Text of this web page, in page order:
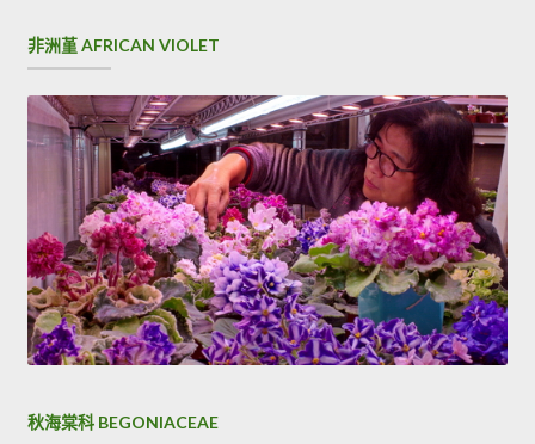
非洲堇 AFRICAN VIOLET
秋海棠科 BEGONIACEAE